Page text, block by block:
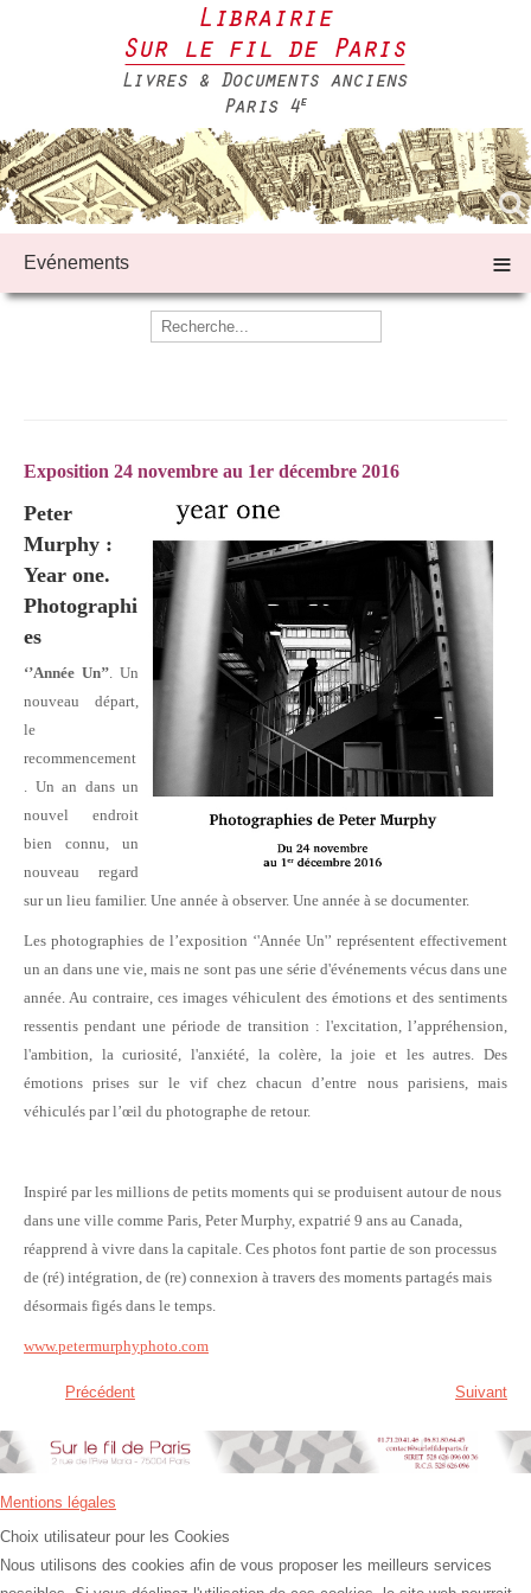
Evénements ≡
Exposition 24 novembre au 1er décembre 2016
Peter
Murphy :
Year one.
Photographi
es
‘’Année Un’’ . Un
nouveau départ,
le
recommencement
. Un an dans un
nouvel endroit
bien connu, un
nouveau regard
sur un lieu familier. Une année à observer. Une année à se documenter.
Les photographies de l’exposition ‘'Année Un'’ représentent effectivement
un an dans une vie, mais ne sont pas une série d'événements vécus dans une
année. Au contraire, ces images véhiculent des émotions et des sentiments
ressentis pendant une période de transition : l'excitation, l’appréhension,
l'ambition, la curiosité, l'anxiété, la colère, la joie et les autres. Des
émotions prises sur le vif chez chacun d’entre nous parisiens, mais
véhiculés par l’œil du photographe de retour.
Inspiré par les millions de petits moments qui se produisent autour de nous
dans une ville comme Paris, Peter Murphy, expatrié 9 ans au Canada,
réapprend à vivre dans la capitale. Ces photos font partie de son processus
de (ré) intégration, de (re) connexion à travers des moments partagés mais
désormais figés dans le temps.
www.petermurphyphoto.com
Précédent Suivant
Mentions légales
Choix utilisateur pour les Cookies
Nous utilisons des cookies afin de vous proposer les meilleurs services